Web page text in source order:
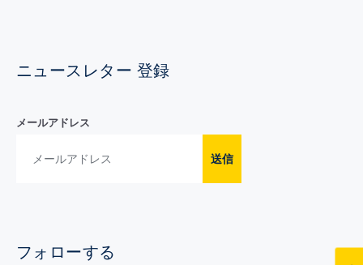
ニュースレター 登録
メールアドレス
送信
フォローする